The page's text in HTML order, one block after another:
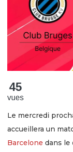
45
vues
Le mercredi
accueillera un
Barcelone dans le